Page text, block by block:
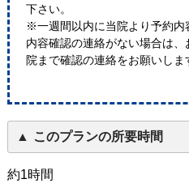
下さい。
※一週間以内に当院より予約内
内容確認の連絡がない場合は
院まで確認の連絡をお願いしま
このプランの所要時間
約1時間